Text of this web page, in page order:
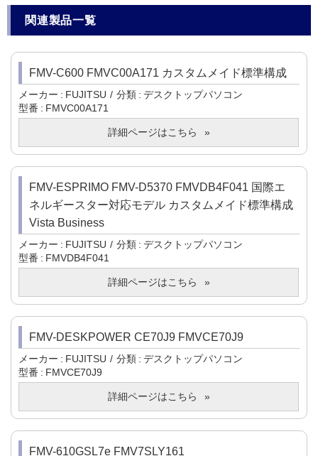
関連製品一覧
FMV-C600 FMVC00A171 カスタムメイド標準構成
メーカー FUJITSU 分類
デスクトップパソコン
型番
FMVC00A171
詳細ページはこちら
FMV-ESPRIMO FMV-D5370 FMVDB4F041 国際エ
ネルギースター対応モデル カスタムメイド標準構成
Vista Business
メーカー FUJITSU 分類
デスクトップパソコン
型番
FMVDB4F041
詳細ページはこちら
FMV-DESKPOWER CE70J9 FMVCE70J9
メーカー FUJITSU 分類
デスクトップパソコン
型番
FMVCE70J9
詳細ページはこちら
FMV-610GSL7e FMV7SLY161